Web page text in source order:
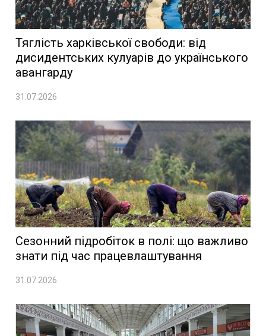
Тяглість харківської свободи: від
дисидентських кулуарів до українського
авангарду
31.07.2026
Сезонний підробіток в полі: що важливо
знати під час працевлаштування
31.07.2026